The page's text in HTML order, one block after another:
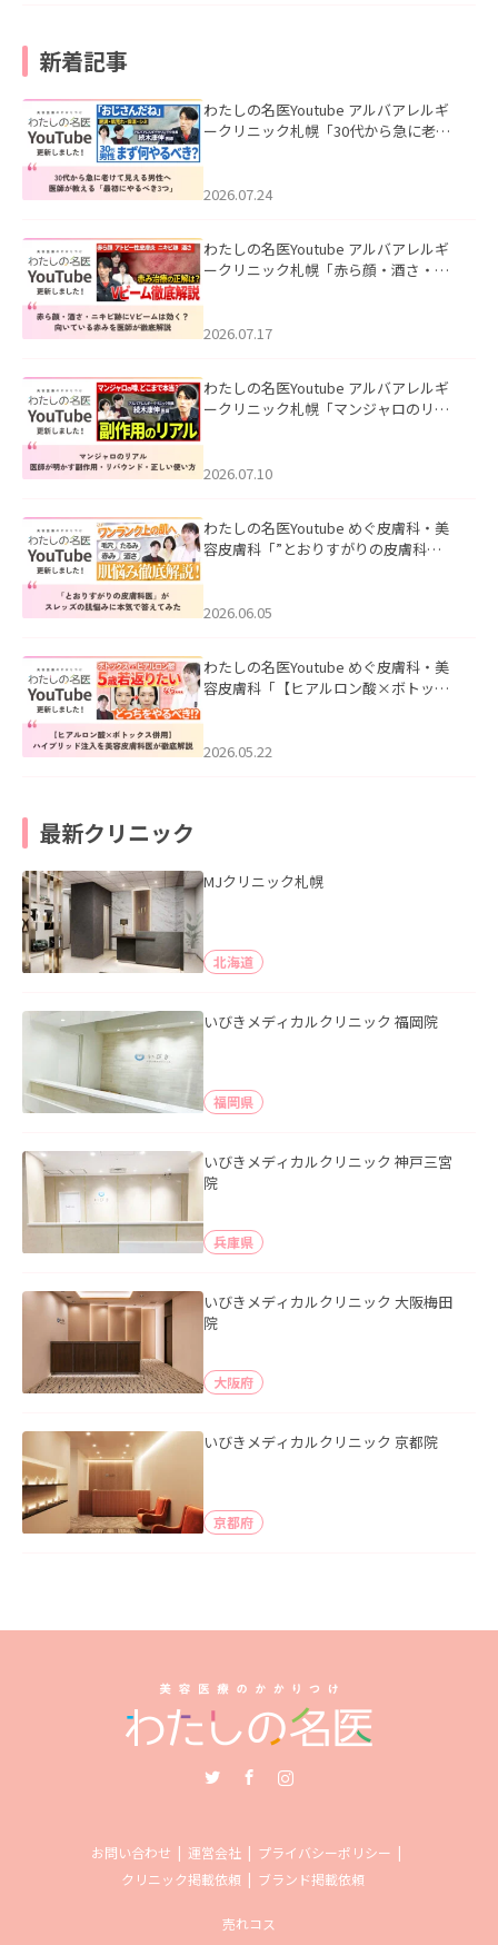
新着記事
わたしの名医Youtube アルバアレルギ
ークリニック札幌「30代から急に老け
た。
2026.07.24
わたしの名医Youtube アルバアレルギ
ークリニック札幌「赤ら顔・酒さ・ニ
した。
2026.07.17
わたしの名医Youtube アルバアレルギ
ークリニック札幌「マンジャロのリア
た。
2026.07.10
わたしの名医Youtube めぐ皮膚科・美
容皮膚科「”とおりすがりの皮膚科
2026.06.05
わたしの名医Youtube めぐ皮膚科・美
容皮膚科「【ヒアルロン酸×ボトック
た。
2026.05.22
最新クリニック
MJクリニック札幌
北海道
いびきメディカルクリニック 福岡院
福岡県
いびきメディカルクリニック 神戸三宮
院
兵庫県
いびきメディカルクリニック 大阪梅田
院
大阪府
いびきメディカルクリニック 京都院
京都府
お問い合わせ 運営会社
プライバシーポリシー
クリニック掲載依頼
ブランド掲載依頼
売れコス